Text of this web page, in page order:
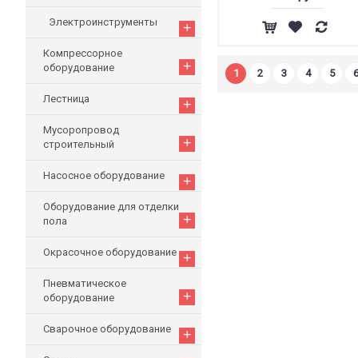
Электроинструменты +
Компрессорное
оборудование
+
Лестница +
Мусоропровод
строительный
+
Насосное оборудование +
Оборудование для отделки
пола
+
Окрасочное оборудование +
Пневматическое
оборудование
+
Сварочное оборудование +
1 2 3 4 5 6